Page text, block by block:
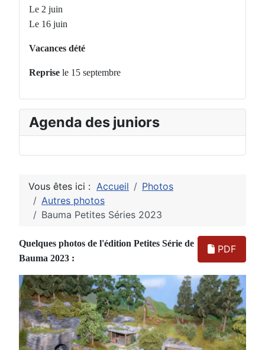
Le 2 juin
Le 16 juin
Vacances dété
Reprise le 15 septembre
Agenda des juniors
Vous êtes ici : Accueil
Photos
Autres photos
Bauma Petites Séries 2023
PDF
Quelques photos de l'édition Petites Série de
Bauma 2023 :